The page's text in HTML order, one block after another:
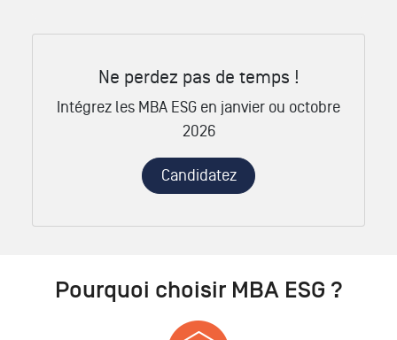
Ne perdez pas de temps !
Intégrez les MBA ESG en janvier ou octobre
2026
Candidatez
Pourquoi choisir MBA ESG ?